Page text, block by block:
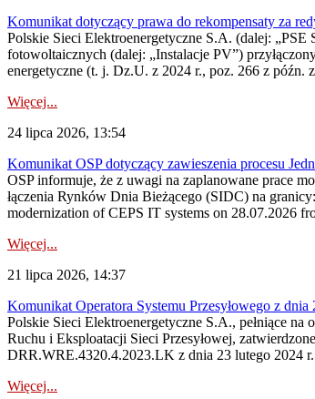
Komunikat dotyczący prawa do rekompensaty za
Polskie Sieci Elektroenergetyczne S.A. (dalej:
fotowoltaicznych (dalej: „Instalacje PV”)
energetyczne (t. j. Dz.U. z 2024 r., poz. 266 z późn.
Więcej...
24 lipca 2026, 13:54
Komunikat OSP dotyczący zawieszenia procesu
OSP informuje, że z uwagi na zaplanowane prace
łączenia Rynków Dnia Bieżącego (SIDC) na
modernization of CEPS IT systems on 28.07.2026
Więcej...
21 lipca 2026, 14:37
Komunikat Operatora Systemu Przesyłowego z
Polskie Sieci Elektroenergetyczne S.A., pełniące
Ruchu i Eksploatacji Sieci Przesyłowej,
DRR.WRE.4320.4.2023.LK z dnia 23 lutego 2024
Więcej...